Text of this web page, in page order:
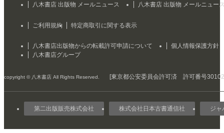
八木書店 出版物 メールニュース 八木書店 出版物 メールニュー
ご利用規約 特定商取引に関する表示
八木書店出版物からの転載許可申請について
個人情報保護方針
八木書店グループ
copyright © 八木書店 All Rights Reserved. [東京都公安委員会許可済 許可番号
第二出版販売株式会社 株式会社日本古書通信社 ジャ